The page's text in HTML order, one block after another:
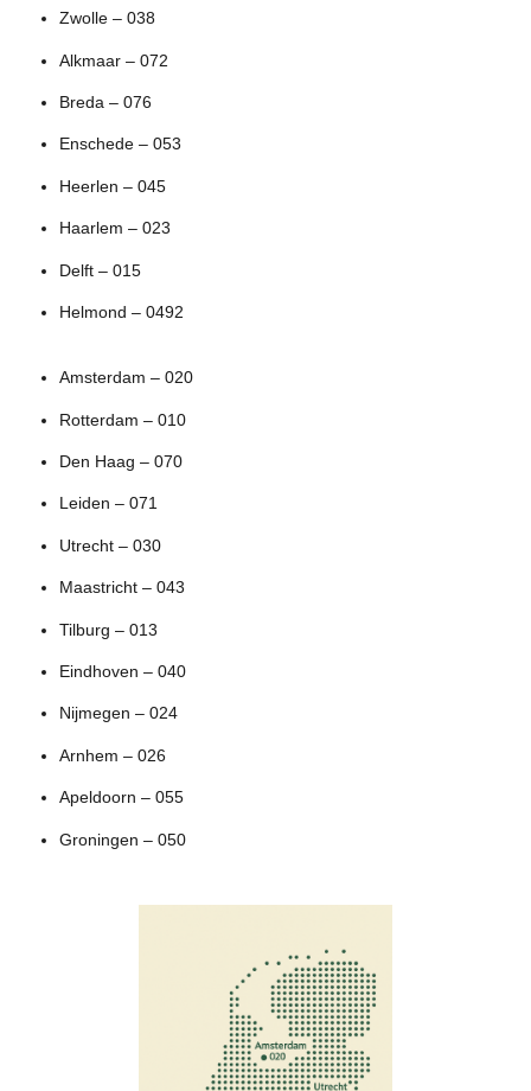
Zwolle – 038
Alkmaar – 072
Breda – 076
Enschede – 053
Heerlen – 045
Haarlem – 023
Delft – 015
Helmond – 0492
Amsterdam – 020
Rotterdam – 010
Den Haag – 070
Leiden – 071
Utrecht – 030
Maastricht – 043
Tilburg – 013
Eindhoven – 040
Nijmegen – 024
Arnhem – 026
Apeldoorn – 055
Groningen – 050